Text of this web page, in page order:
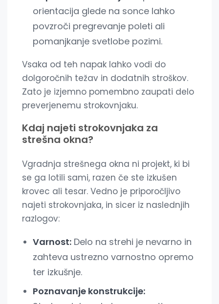
orientacija glede na sonce lahko
povzroči pregrevanje poleti ali
pomanjkanje svetlobe pozimi.
Vsaka od teh napak lahko vodi do
dolgoročnih težav in dodatnih stroškov.
Zato je izjemno pomembno zaupati delo
preverjenemu strokovnjaku.
Kdaj najeti strokovnjaka za
strešna okna?
Vgradnja strešnega okna ni projekt, ki bi
se ga lotili sami, razen če ste izkušen
krovec ali tesar. Vedno je priporočljivo
najeti strokovnjaka, in sicer iz naslednjih
razlogov:
Varnost: Delo na strehi je nevarno in
zahteva ustrezno varnostno opremo
ter izkušnje.
Poznavanje konstrukcije: